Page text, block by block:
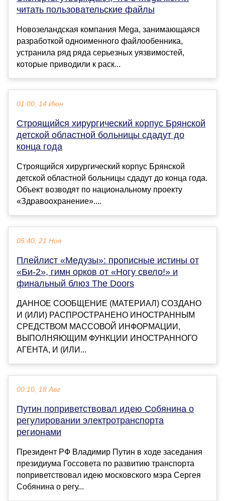
читать пользовательские файлы
Новозеландская компания Mega, занимающаяся
разработкой одноименного файлообенника,
устранила ряд ряда серьезных уязвимостей,
которые приводили к раск...
01:00, 14 Июн
Строящийся хирургический корпус Брянской
детской областной больницы сдадут до
конца года
Строящийся хирургический корпус Брянской
детской областной больницы сдадут до конца года.
Объект возводят по национальному проекту
«Здравоохранение»....
05:40, 21 Ноя
Плейлист «Медузы»: прописные истины от
«Би-2», гимн орков от «Ногу свело!» и
финальный блюз The Doors
ДАННОЕ СООБЩЕНИЕ (МАТЕРИАЛ) СОЗДАНО
И (ИЛИ) РАСПРОСТРАНЕНО ИНОСТРАННЫМ
СРЕДСТВОМ МАССОВОЙ ИНФОРМАЦИИ,
ВЫПОЛНЯЮЩИМ ФУНКЦИИ ИНОСТРАННОГО
АГЕНТА, И (ИЛИ...
00:10, 18 Авг
Путин поприветствовал идею Собянина о
регулировании электротранспорта
регионами
Президент РФ Владимир Путин в ходе заседания
президиума Госсовета по развитию транспорта
поприветствовал идею московского мэра Сергея
Собянина о регу...